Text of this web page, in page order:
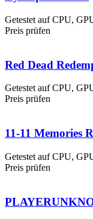
Getestet auf CPU,
Preis prüfen
Red Dead
Getestet auf CPU,
Preis prüfen
11-11 Memories
Getestet auf CPU,
Preis prüfen